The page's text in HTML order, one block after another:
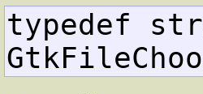
typedef